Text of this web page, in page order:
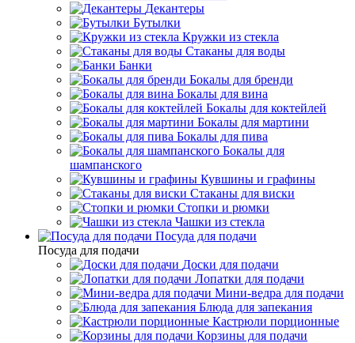
Декантеры
Бутылки
Кружки из стекла
Стаканы для воды
Банки
Бокалы для бренди
Бокалы для вина
Бокалы для коктейлей
Бокалы для мартини
Бокалы для пива
Бокалы для
шампанского
Кувшины и графины
Стаканы для виски
Стопки и рюмки
Чашки из стекла
Посуда для подачи
Посуда для подачи
Доски для подачи
Лопатки для подачи
Мини-ведра для подачи
Блюда для запекания
Кастрюли порционные
Корзины для подачи